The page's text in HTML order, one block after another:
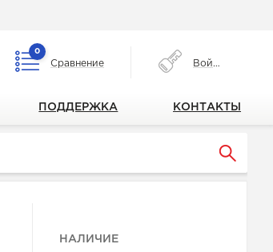
0
Сравнение Войти
ПОДДЕРЖКА КОНТАКТЫ
НАЛИЧИЕ